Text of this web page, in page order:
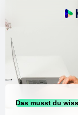
Das musst du